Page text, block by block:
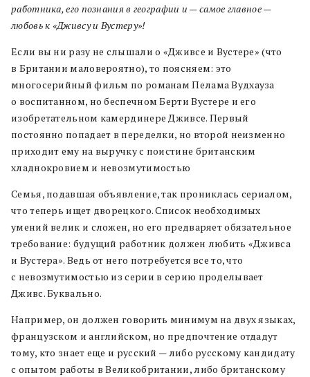
работника, его познания в географии и — самое главное —
любовь к «Дживсу и Вустеру»!
Если вы ни разу не слышали о «Дживсе и Вустере» (что
в Британии маловероятно), то поясняем: это
многосерийный фильм по романам Пелама Вудхауза
о воспитанном, но беспечном Берти Вустере и его
изобретательном камердинере Дживсе. Первый
постоянно попадает в переделки, но второй неизменно
приходит ему на выручку с поистине британским
хладнокровием и невозмутимостью
Семья, подавшая объявление, так прониклась сериалом,
что теперь ищет дворецкого. Список необходимых
умений велик и сложен, но его предваряет обязательное
требование: будущий работник должен любить «Дживса
и Вустера». Ведь от него потребуется все то, что
с невозмутимостью из серии в серию проделывает
Дживс. Буквально.
Например, он должен говорить минимум на двух языках,
французском и английском, но предпочтение отдадут
тому, кто знает еще и русский — либо русскому кандидату
с опытом работы в Великобритании, либо британскому